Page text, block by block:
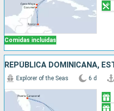
Comidas incluidas
Explorer of the Seas 6 d